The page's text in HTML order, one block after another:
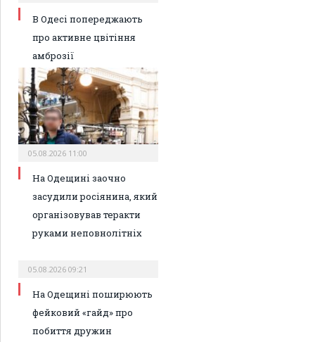
В Одесі попереджають
про активне цвітіння
амброзії
05.08.2026 11:00
На Одещині заочно
засудили росіянина, який
організовував теракти
руками неповнолітніх
05.08.2026 09:21
На Одещині поширюють
фейковий «гайд» про
побиття дружин